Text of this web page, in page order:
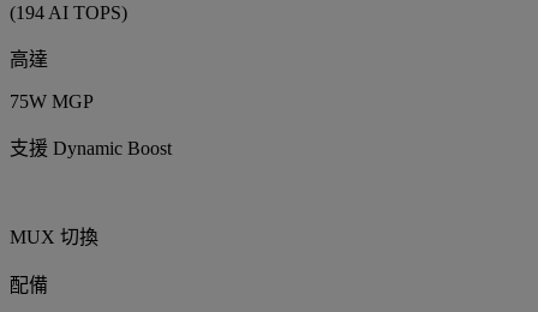
(194 AI TOPS)
高達
75W MGP
支援 Dynamic Boost
MUX 切換
配備